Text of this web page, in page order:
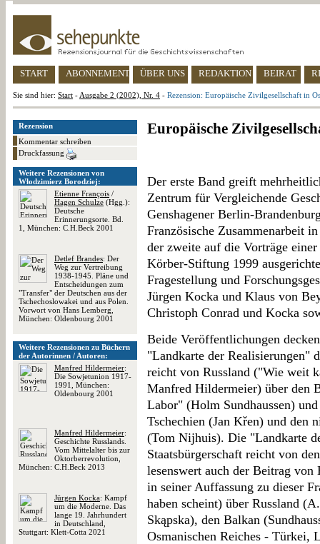
START ABONNEMENT ÜBER UNS REDAKTION BEIRAT
Sie sind hier: Start - Ausgabe 2 (2002), Nr. 4 - Rezension: Europäische Zivilgesellschaft in
Rezension
Kommentar schreiben
Druckfassung
Weitere Rezensionen von
Włodzimierz Borodziej:
Etienne François /
Hagen Schulze (Hgg.):
Deutsche
Erinnerungsorte. Bd.
1, München: C.H.Beck 2001
Detlef Brandes: Der
Weg zur Vertreibung
1938-1945. Pläne und
Entscheidungen zum
"Transfer" der Deutschen aus der
Tschechoslowakei und aus Polen.
Vorwort von Hans Lemberg,
München: Oldenbourg 2001
Weitere Rezensionen zu Büchern
der Autorinnen / Autoren:
Manfred Hildermeier:
Die Sowjetunion 1917-
1991, München:
Oldenbourg 2001
Manfred Hildermeier:
Geschichte Russlands.
Vom Mittelalter bis zur
Oktorberrevolution,
München: C.H.Beck 2013
Jürgen Kocka: Kampf
um die Moderne. Das
lange 19. Jahrhundert
in Deutschland,
Stuttgart: Klett-Cotta 2021
Europäische
Der erste Band greift
Zentrum für Vergleichende
Genshagener Berlin-
Französische Zusammenarbeit
der zweite auf die Vorträge
Körber-Stiftung 1999
Fragestellung und
Jürgen Kocka und Klaus von
Christoph Conrad und Kocka
Beide Veröffentlichungen
"Landkarte der Realisierungen"
reicht von Russland ("Wie weit
Manfred Hildermeier) über den
Labor" (Holm Sundhaussen)
Tschechien (Jan Křen) und den
(Tom Nijhuis). Die "Landkarte
Staatsbürgerschaft reicht von
lesenswert auch der Beitrag
in seiner Auffassung zu dieser
haben scheint) über Russland
Skąpska), den Balkan
Osmanischen Reiches - Türkei,